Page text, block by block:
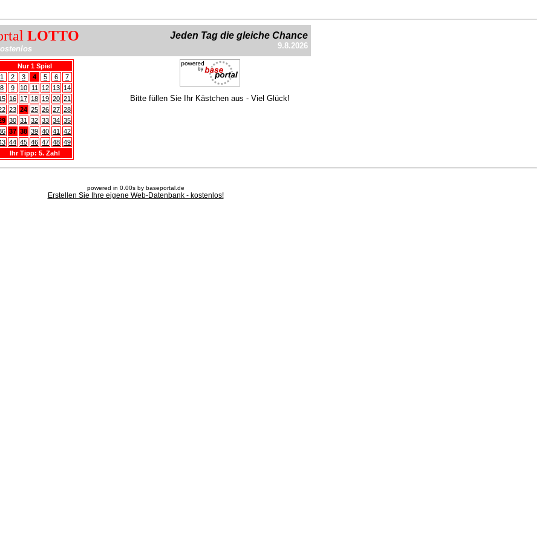
LOTTO Jeden Tag die gleiche Chance
9.8.2026
Nur 1 Spiel
1
2 3 4 5 6
7
8
9 10 11 12 13 14
16 17 18 19 20 21
23 24 25 26 27 28
30 31 32 33 34 35
37 38 39 40 41
42
44 45 46 47 48 49
Ihr Tipp: 5. Zahl
Bitte füllen Sie Ihr Kästchen aus - Viel Glück!
powered in 0.00s by baseportal.de
Erstellen Sie Ihre eigene Web-Datenbank - kostenlos!